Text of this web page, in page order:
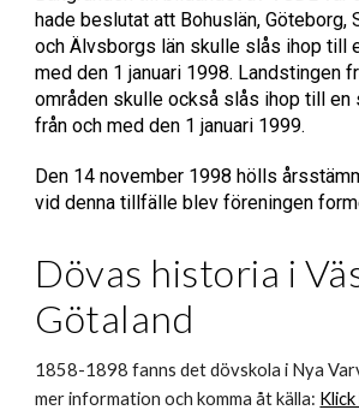
hade beslutat att Bohuslän, Göteborg,
och Älvsborgs län skulle slås ihop till
med den 1 januari 1998. Landstingen
områden skulle också slås ihop till en
från och med den 1 januari 1999.
Den 14 november 1998 hölls
vid denna tillfälle blev föreningen
Dövas historia i
Götaland
1858-1898 fanns det dövskola i Nya
mer information och komma åt källa: